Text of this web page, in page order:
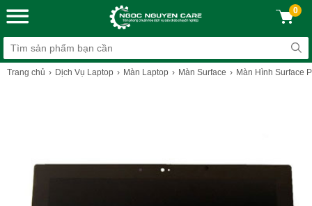
0
Trang chủ Dịch Vụ Laptop Màn Laptop Màn Surface Màn Hình Surface